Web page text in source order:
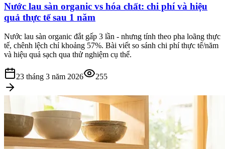
Nước lau sàn organic vs hóa chất: chi phí và hiệu
quả thực tế sau 1 năm
Nước lau sàn organic đắt gấp 3 lần - nhưng tính theo pha loãng thực
tế, chênh lệch chỉ khoảng 57%. Bài viết so sánh chi phí thực tế/năm
và hiệu quả sạch qua thử nghiệm cụ thể.
23 tháng 3 năm 2026 255